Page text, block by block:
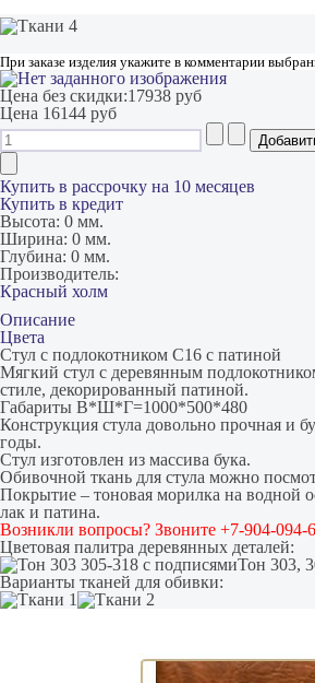
При заказе изделия укажите в комментарии
Цена без скидки:17938 руб
Цена 16144 руб
Купить в рассрочку на 10 месяцев
Купить в кредит
Высота: 0 мм.
Ширина: 0 мм.
Глубина: 0 мм.
Производитель:
Красный холм
Описание
Цвета
Стул с подлокотником С16 с патиной
Мягкий стул с деревянным
стиле, декорированный патиной.
Габариты В*Ш*Г=1000*500*480
Конструкция стула довольно прочная и
годы.
Стул изготовлен из массива бука.
Обивочной ткань для стула можно
Покрытие – тоновая морилка на водной
лак и патина.
Возникли вопросы? Звоните +7-904-094-
Цветовая палитра деревянных деталей:
Тон 303,
Варианты тканей для обивки: